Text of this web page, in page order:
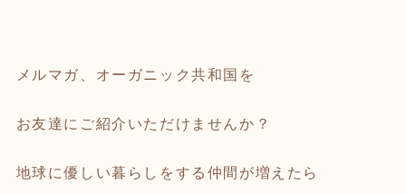
メルマガ、オーガニック共和国を
お友達にご紹介いただけませんか？
地球に優しい暮らしをする仲間が増えたら